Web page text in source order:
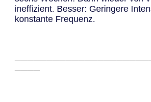
ineffizient. Besser: Geringere
konstante Frequenz.
────